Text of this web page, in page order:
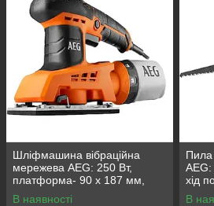
Шліфмашина вібраційна
мережева AEG: 250 Вт,
платформа- 90 x 187 мм,
6000- 12000 колив/хв DW
В наявності
Пила
хід
В